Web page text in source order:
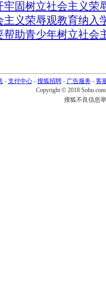
牢固树立社会主义荣
主义荣辱观教育纳入
帮助青少年树立社会
- 支付中心- 搜狐招聘- 广告服务- 客
Copyright © 2018
搜狐不良信息